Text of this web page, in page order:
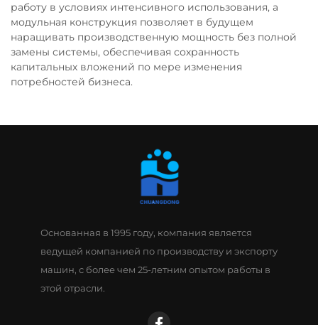
работу в условиях интенсивного использования, а
модульная конструкция позволяет в будущем
наращивать производственную мощность без полной
замены системы, обеспечивая сохранность
капитальных вложений по мере изменения
потребностей бизнеса.
Основанная в 1995 году, компания является
ведущей компанией по производству и экспорту
машин, с более чем 25-летним опытом работы в
этой отрасли.